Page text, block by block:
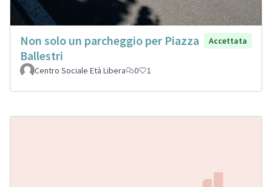
Non solo un parcheggio per Piazza
Ballestri
Accettata
Centro Sociale Età Libera 0 1